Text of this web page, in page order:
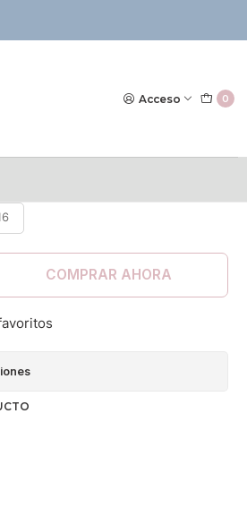
Acceso 0
COMPRAR AHORA